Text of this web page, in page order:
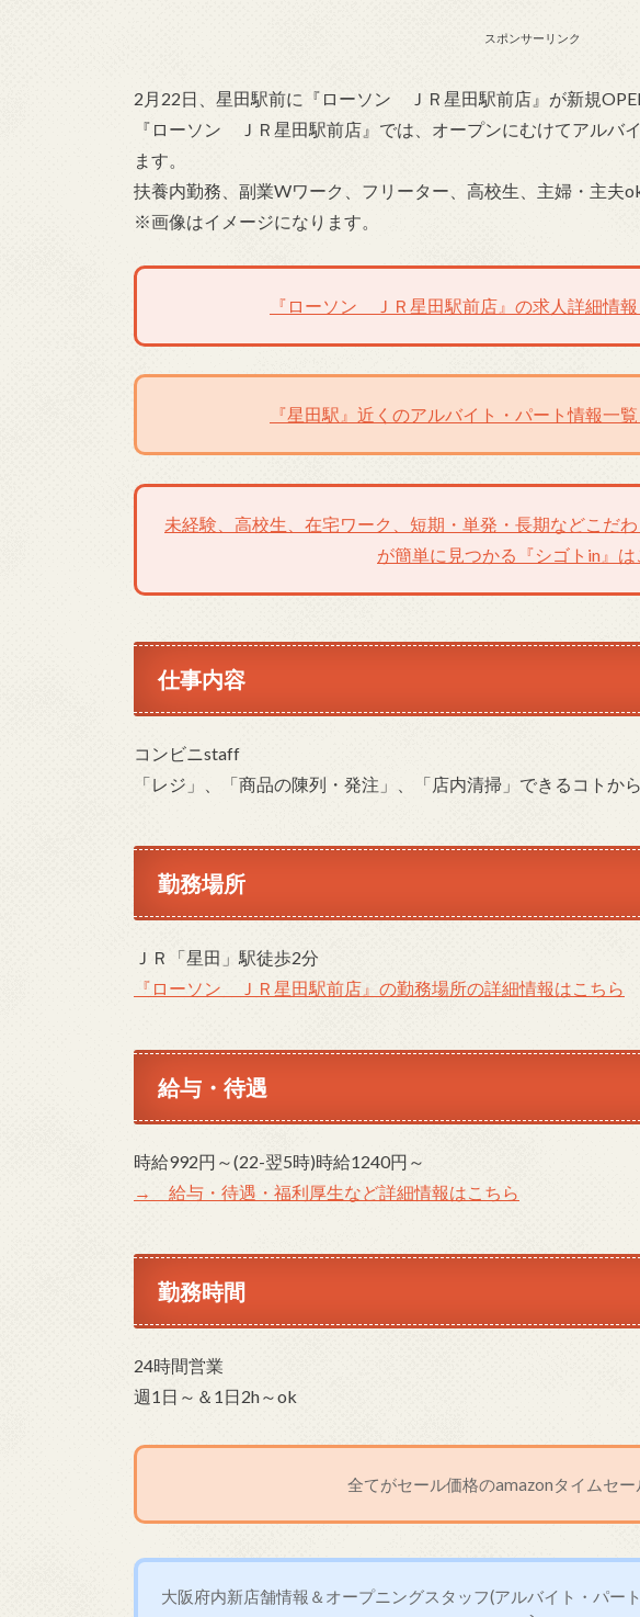
スポンサーリンク
2月22日、星田駅前に『ローソン ＪＲ星田駅前店』が新規
『ローソン ＪＲ星田駅前店』では、オープンにむけてアルバ
ます。
扶養内勤務、副業Wワーク、フリーター、高校生、主婦・主夫
※画像はイメージになります。
『ローソン ＪＲ星田駅前店』の求人詳細情
『星田駅』近くのアルバイト・パート情報一
未経験、高校生、在宅ワーク、短期・単発・長期などこだ
が簡単に見つかる『シゴトin』は
仕事内容
コンビニstaff
「レジ」、「商品の陳列・発注」、「店内清掃」できるコトか
勤務場所
ＪＲ「星田」駅徒歩2分
『ローソン ＪＲ星田駅前店』の勤務場所の詳細情報はこちら
給与・待遇
時給992円～(22-翌5時)時給1240円～
→ 給与・待遇・福利厚生など詳細情報はこちら
勤務時間
24時間営業
週1日～＆1日2h～ok
全てがセール価格のamazonタイムセー
大阪府内新店舗情報＆オープニングスタッフ(アルバイト・パー